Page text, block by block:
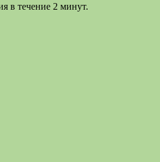
в течение 2 минут.